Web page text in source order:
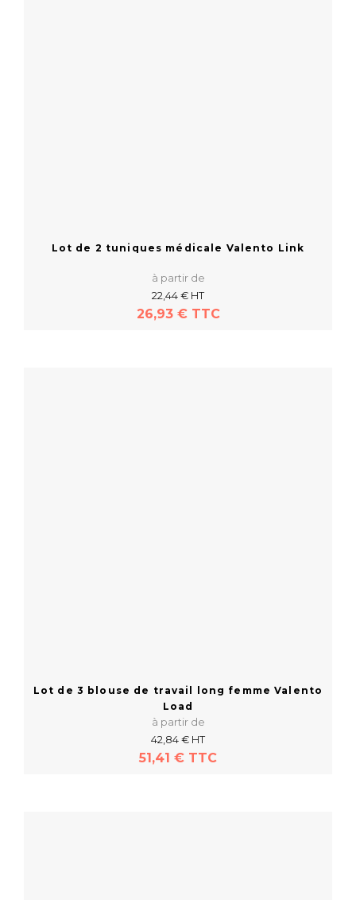
Lot de 2 tuniques médicale Valento Link
à partir de
22,44 € HT
26,93 € TTC
Lot de 3 blouse de travail long femme Valento
Load
à partir de
42,84 € HT
51,41 € TTC